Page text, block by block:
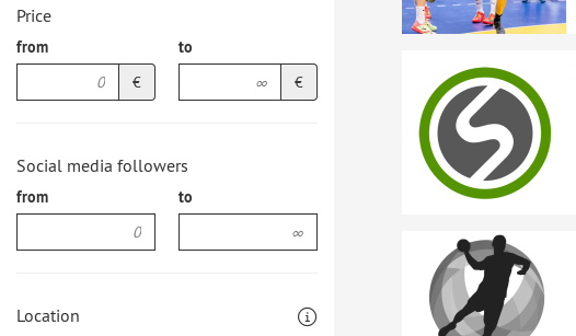
Price
from
€
to
€
Social media followers
from to
Location